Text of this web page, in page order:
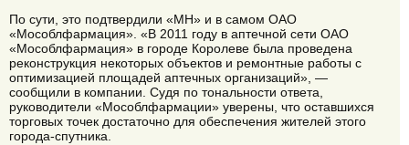
По сути, это подтвердили «МН» и в самом ОАО
«Мособлфармация». «В 2011 году в аптечной сети ОАО
«Мособлфармация» в городе Королеве была проведена
реконструкция некоторых объектов и ремонтные работы с
оптимизацией площадей аптечных организаций», —
сообщили в компании. Судя по тональности ответа,
руководители «Мособлфармации» уверены, что оставшихся
торговых точек достаточно для обеспечения жителей этого
города-спутника.